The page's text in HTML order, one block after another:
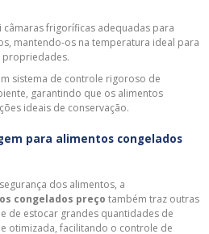
frigoríficas adequadas para
mantendo-os na temperatura ideal para
propriedades.
sistema de controle rigoroso de
garantindo que os alimentos
ideais de conservação.
para alimentos congelados
dos alimentos, a
congelados preço também traz outras
de estocar grandes quantidades de
otimizada, facilitando o controle de